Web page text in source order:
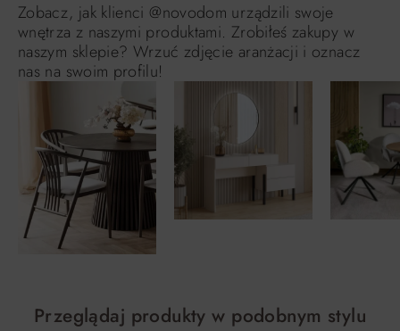
Zobacz, jak klienci @novodom urządzili swoje
wnętrza z naszymi produktami. Zrobiłeś zakupy w
naszym sklepie? Wrzuć zdjęcie aranżacji i oznacz
nas na swoim profilu!
Przeglądaj produkty w podobnym stylu